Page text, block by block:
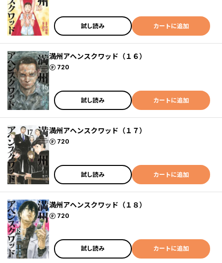
試し読み カートに追加
満州アヘンスクワッド（１６）
720
ポイント
試し読み カートに追加
満州アヘンスクワッド（１７）
720
ポイント
試し読み カートに追加
満州アヘンスクワッド（１８）
720
ポイント
試し読み カートに追加